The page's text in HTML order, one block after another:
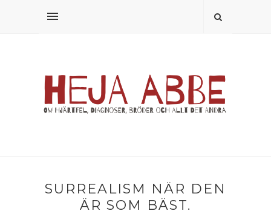
SURREALISM NÄR DEN
ÄR SOM BÄST.